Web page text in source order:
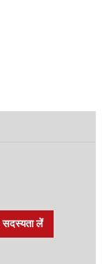
सदस्यता लें